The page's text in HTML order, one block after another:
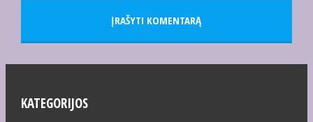
KATEGORIJOS